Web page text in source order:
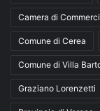
Camera di
Comune di Cerea
Comune di Villa
Graziano Lorenzetti